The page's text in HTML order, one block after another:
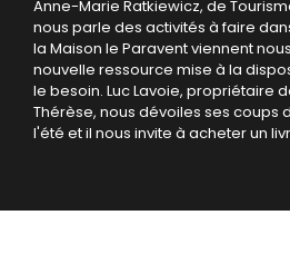
Anne-Marie Ratkiewicz, de
nous parle des activités à faire
la Maison le Paravent viennent
nouvelle ressource mise à la
le besoin. Luc Lavoie, propriétaire
Thérèse, nous dévoiles ses
l'été et il nous invite à acheter un